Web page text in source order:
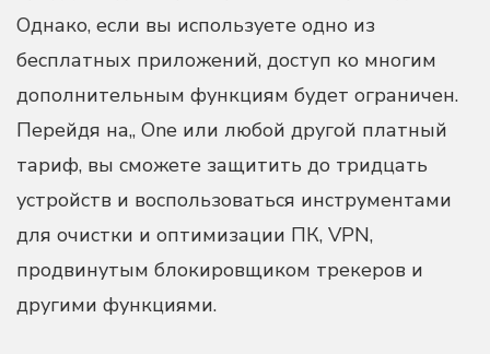
Однако, если вы используете одно из
бесплатных приложений, доступ ко многим
дополнительным функциям будет ограничен.
Перейдя на,, One или любой другой платный
тариф, вы сможете защитить до тридцать
устройств и воспользоваться инструментами
для очистки и оптимизации ПК, VPN,
продвинутым блокировщиком трекеров и
другими функциями.